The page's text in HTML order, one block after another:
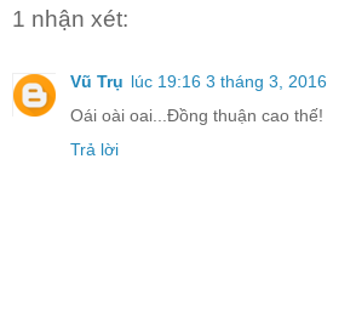
1 nhận xét:
Vũ Trụ lúc 19:16 3 tháng 3, 2016
Oái oài oai...Đồng thuận cao thế!
Trả lời